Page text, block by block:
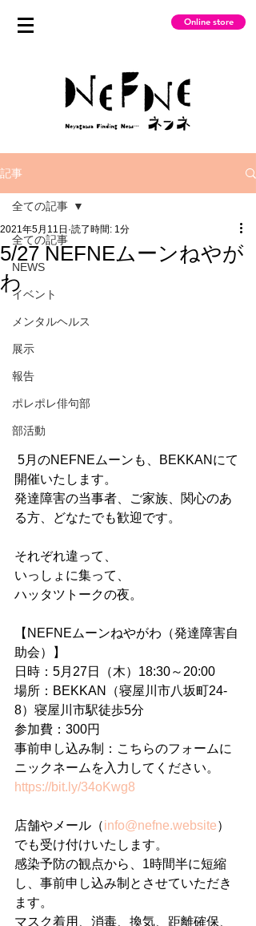
Online store
記事
全ての記事
NEWS
イベント
メンタルヘルス
展示
報告
ポレポレ俳句部
部活動
全ての記事
5/27 NEFNEムーンねやが
わ
2021年5月11日 読了時間: 1分
開催いたします。
発達障害の当事者、ご家族、関心のあ
る方、どなたでも歓迎です。
それぞれ違って、
いっしょに集って、
ハッタツトークの夜。
【NEFNEムーンねやがわ（発達障害自
助会）】
日時：5月27日（木）18:30～20:00
場所：BEKKAN（寝屋川市八坂町24-
8）寝屋川市駅徒歩5分
参加費：300円
事前申し込み制：こちらのフォームに
ニックネームを入力してください。
https://bit.ly/34oKwg8
店舗やメール（info@nefne.website）
でも受け付けいたします。
感染予防の観点から、1時間半に短縮
し、事前申し込み制とさせていただき
ます。
マスク着用、消毒、換気、距離確保、